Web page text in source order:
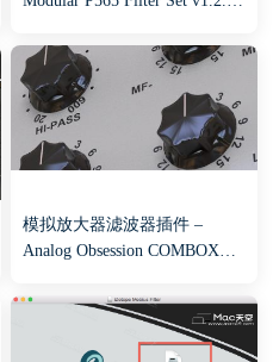
模拟放大器滤波器插件 –
Analog Obsession COMBOX